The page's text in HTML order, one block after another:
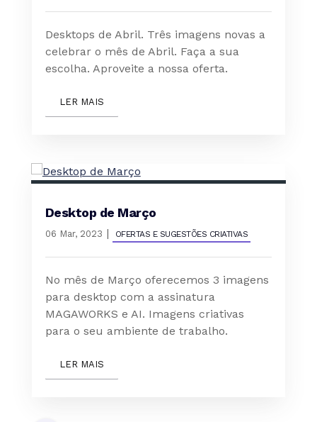
Desktops de Abril. Três imagens novas a
celebrar o mês de Abril. Faça a sua
escolha. Aproveite a nossa oferta.
LER MAIS
Desktop de Março
06 Mar, 2023 | OFERTAS E SUGESTÕES CRIATIVAS
No mês de Março oferecemos 3 imagens
para desktop com a assinatura
MAGAWORKS e AI. Imagens criativas
para o seu ambiente de trabalho.
LER MAIS